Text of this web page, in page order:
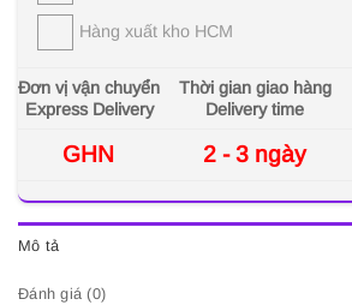
Hàng xuất kho HCM
Đơn vị vận chuyển
Express Delivery
Thời gian giao hàng
Delivery time
GHN 2 - 3 ngày
Mô tả
Đánh giá (0)